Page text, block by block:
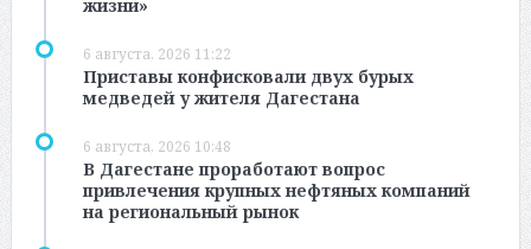
жизни»
6 августа, 2026 11:22
Приставы конфисковали двух бурых
медведей у жителя Дагестана
6 августа, 2026 10:48
В Дагестане проработают вопрос
привлечения крупных нефтяных компаний
на региональный рынок